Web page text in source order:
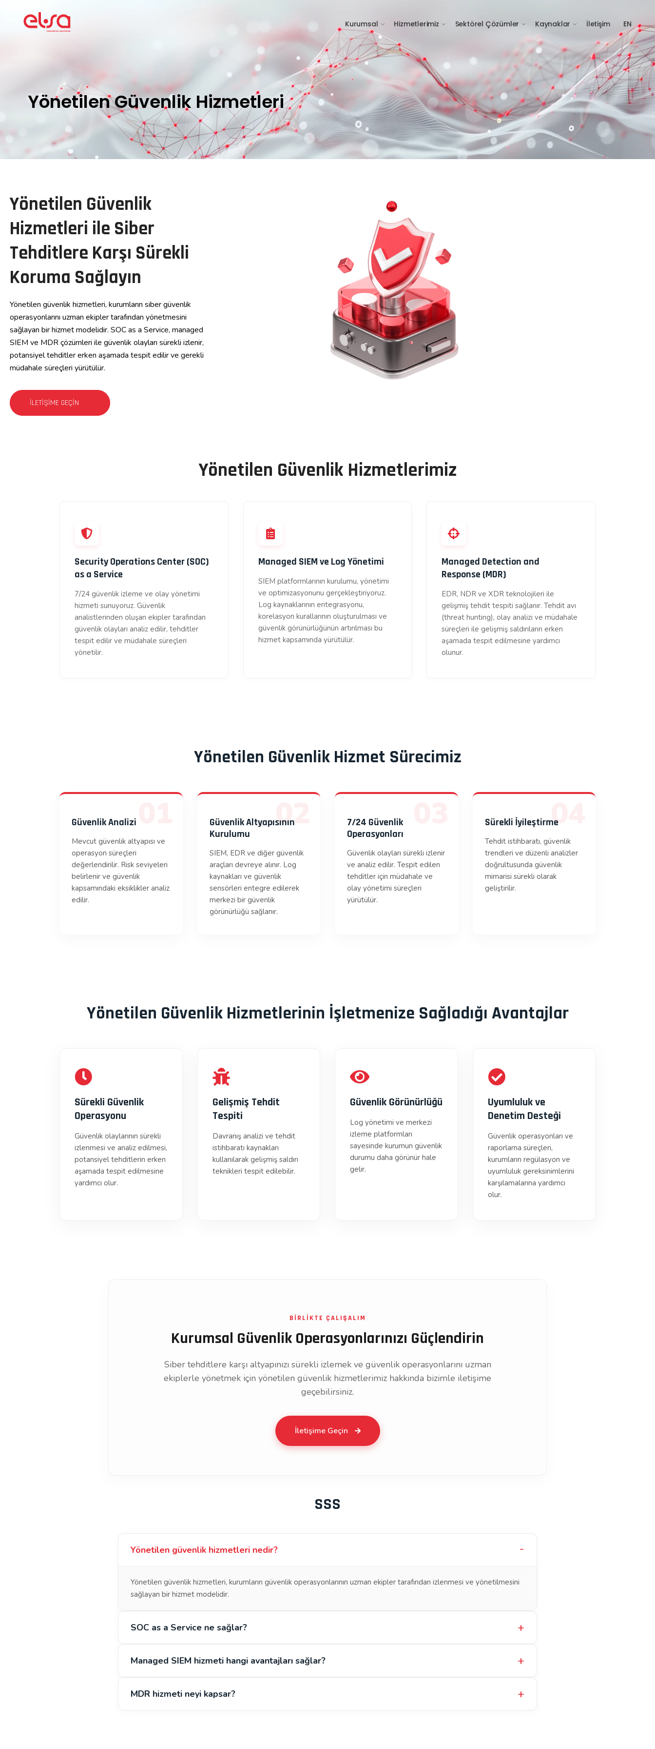
Kurumsal Hizmetlerimiz Sektörel Çözümler Kaynaklar İletişim EN
Yönetilen Güvenlik Hizmetleri
Yönetilen Güvenlik
Hizmetleri ile Siber
Tehditlere Karşı Sürekli
Koruma Sağlayın
Yönetilen güvenlik hizmetleri, kurumların siber güvenlik
operasyonlarını uzman ekipler tarafından yönetmesini
sağlayan bir hizmet modelidir. SOC as a Service, managed
SIEM ve MDR çözümleri ile güvenlik olayları sürekli izlenir,
potansiyel tehditler erken aşamada tespit edilir ve gerekli
müdahale süreçleri yürütülür.
İLETIŞIME GEÇIN
Yönetilen Güvenlik Hizmetlerimiz
Security Operations Center (SOC)
as a Service
7/24 güvenlik izleme ve olay yönetimi
hizmeti sunuyoruz. Güvenlik
analistlerinden oluşan ekipler tarafından
güvenlik olayları analiz edilir, tehditler
tespit edilir ve müdahale süreçleri
yönetilir.
Managed SIEM ve Log Yönetimi
SIEM platformlarının kurulumu, yönetimi
ve optimizasyonunu gerçekleştiriyoruz.
Log kaynaklarının entegrasyonu,
korelasyon kurallarının oluşturulması ve
güvenlik görünürlüğünün artırılması bu
hizmet kapsamında yürütülür.
Managed Detection and
Response (MDR)
EDR, NDR ve XDR teknolojileri ile
gelişmiş tehdit tespiti sağlanır. Tehdit avı
(threat hunting), olay analizi ve müdahale
süreçleri ile gelişmiş saldırıların erken
aşamada tespit edilmesine yardımcı
olunur.
Yönetilen Güvenlik Hizmet Sürecimiz
Güvenlik Analizi
Mevcut güvenlik altyapısı ve
operasyon süreçleri
değerlendirilir. Risk seviyeleri
belirlenir ve güvenlik
kapsamındaki eksiklikler analiz
edilir.
02
Güvenlik Altyapısının
Kurulumu
SIEM, EDR ve diğer güvenlik
araçları devreye alınır. Log
kaynakları ve güvenlik
sensörleri entegre edilerek
merkezi bir güvenlik
görünürlüğü sağlanır.
7/24 Güvenlik
Operasyonları
Güvenlik olayları sürekli izlenir
ve analiz edilir. Tespit edilen
tehditler için müdahale ve
olay yönetimi süreçleri
yürütülür.
04
Sürekli İyileştirme
Tehdit istihbaratı, güvenlik
trendleri ve düzenli analizler
doğrultusunda güvenlik
mimarisi sürekli olarak
geliştirilir.
Yönetilen Güvenlik Hizmetlerinin İşletmenize Sağladığı Avantajlar
Sürekli Güvenlik
Operasyonu
Güvenlik olaylarının sürekli
izlenmesi ve analiz edilmesi,
potansiyel tehditlerin erken
aşamada tespit edilmesine
yardımcı olur.
Gelişmiş Tehdit
Tespiti
Davranış analizi ve tehdit
istihbaratı kaynakları
kullanılarak gelişmiş saldırı
teknikleri tespit edilebilir.
Güvenlik Görünürlüğü
Log yönetimi ve merkezi
izleme platformları
sayesinde kurumun güvenlik
durumu daha görünür hale
gelir.
Uyumluluk ve
Denetim Desteği
Güvenlik operasyonları ve
raporlama süreçleri,
kurumların regülasyon ve
uyumluluk gereksinimlerini
karşılamalarına yardımcı
olur.
BİRLİKTE ÇALIŞALIM
Kurumsal Güvenlik Operasyonlarınızı Güçlendirin
Siber tehditlere karşı altyapınızı sürekli izlemek ve güvenlik operasyonlarını uzman
ekiplerle yönetmek için yönetilen güvenlik hizmetlerimiz hakkında bizimle iletişime
geçebilirsiniz.
İletişime Geçin
SSS
Yönetilen güvenlik hizmetleri nedir?
Yönetilen güvenlik hizmetleri, kurumların güvenlik operasyonlarının uzman ekipler tarafından izlenmesi ve yönetilmesini
sağlayan bir hizmet modelidir.
SOC as a Service ne sağlar?
Managed SIEM hizmeti hangi avantajları sağlar?
MDR hizmeti neyi kapsar?